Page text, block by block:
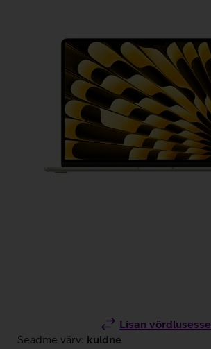
Lisan võrdlusesse
Seadme värv: kuldne